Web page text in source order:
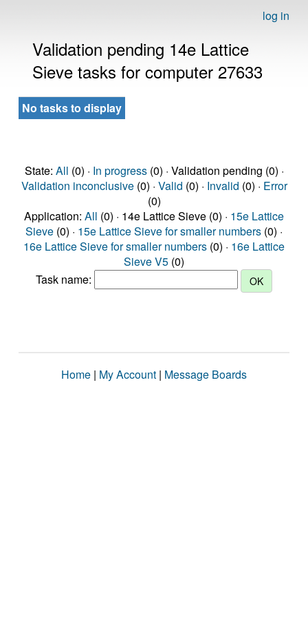
log in
Validation pending 14e Lattice
Sieve tasks for computer 27633
No tasks to display
State: All (0) · In progress(0) · Validation pending (0) ·
Validation inconclusive(0) · Valid (0) · Invalid (0) · Error
(0)
Application: All (0) · 14e Lattice Sieve (0) · 15e Lattice
Sieve (0) · 15e Lattice Sieve for smaller numbers (0) ·
16e Lattice Sieve for smaller numbers (0) · 16e Lattice
Sieve V5 (0)
Task name:
Home | My Account | Message Boards